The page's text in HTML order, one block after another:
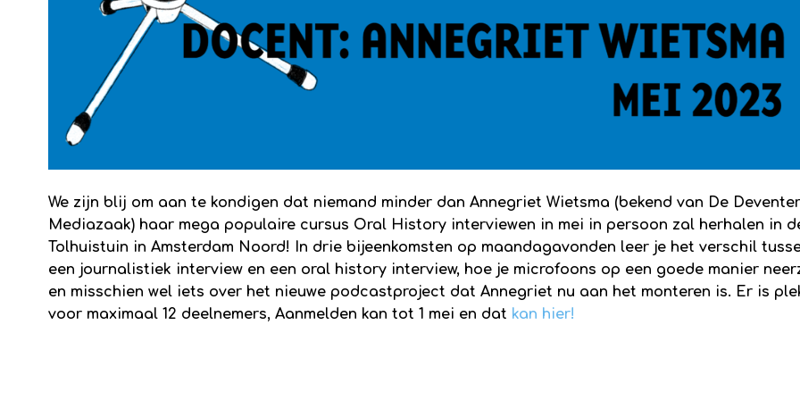
We zijn blij om aan te kondigen dat niemand minder dan Annegriet Wietsma (bekend van De Deventer
Mediazaak) haar mega populaire cursus Oral History interviewen in mei in persoon zal herhalen in
Tolhuistuin in Amsterdam Noord! In drie bijeenkomsten op maandagavonden leer je het verschil
een journalistiek interview en een oral history interview, hoe je microfoons op een goede manier
en misschien wel iets over het nieuwe podcastproject dat Annegriet nu aan het monteren is. Er is
voor maximaal 12 deelnemers, Aanmelden kan tot 1 mei en dat kan hier!